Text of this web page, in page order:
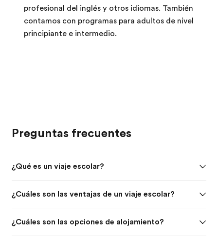
profesional del inglés y otros idiomas. También
contamos con programas para adultos de nivel
principiante e intermedio.
Preguntas frecuentes
¿Qué es un viaje escolar?
¿Cuáles son las ventajas de un viaje escolar?
¿Cuáles son las opciones de alojamiento?